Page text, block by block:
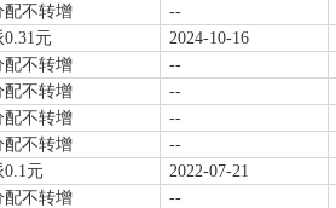
配不转增
--
0.31元
2024-10-16
配不转增
--
配不转增
--
配不转增
--
配不转增
--
0.1元
2022-07-21
配不转增 --